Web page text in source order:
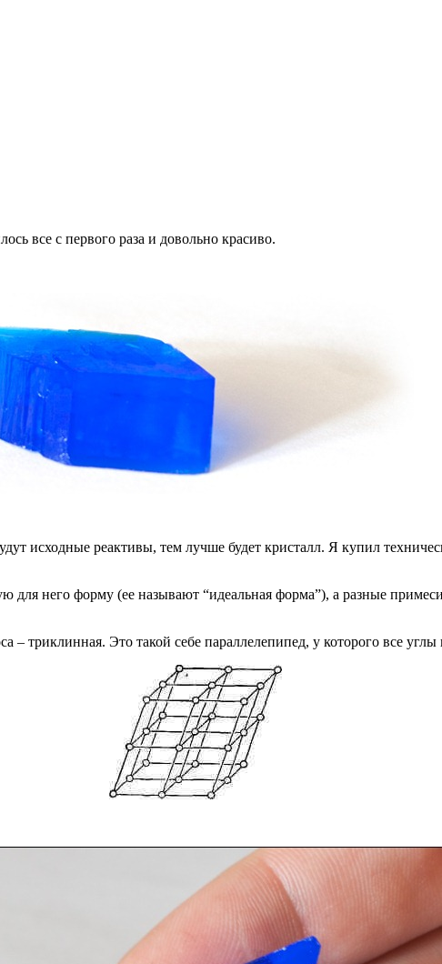
все с первого раза и довольно красиво.
исходные реактивы, тем лучше будет кристалл. Я купил
для него форму (ее называют “идеальная форма”), а разные
– триклинная. Это такой себе параллелепипед, у которого все